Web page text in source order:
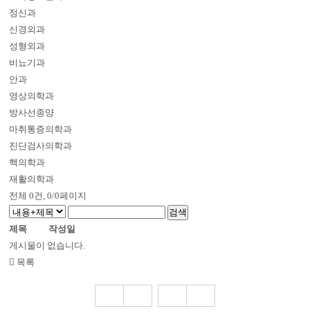
정신과
신경외과
성형외과
비뇨기과
안과
영상의학과
방사선종양
마취통증의학과
진단검사의학과
핵의학과
재활의학과
전체0건, 0/0페이지
제목
작성일
게시물이 없습니다.
목록